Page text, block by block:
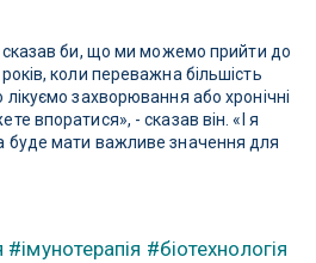
сказав би, що ми можемо прийти до
коли переважна більшість
захворювання або хронічні
впоратися», - сказав він. «І я
буде мати важливе значення для
#імунотерапія #біотехнологія